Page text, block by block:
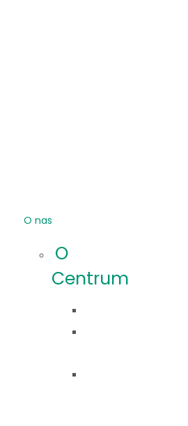
O nas
O
Centrum